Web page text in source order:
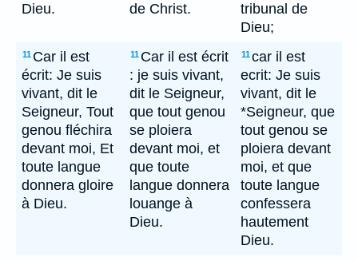
Dieu.
de Christ.
tribunal de
Dieu;
11 Car il est
écrit: Je suis
vivant, dit le
Seigneur, Tout
genou fléchira
devant moi, Et
toute langue
donnera gloire
à Dieu.
11 Car il est écrit
: je suis vivant,
dit le Seigneur,
que tout genou
se ploiera
devant moi, et
que toute
langue donnera
louange à
Dieu.
11car il est
ecrit: Je suis
vivant, dit le
*Seigneur, que
tout genou se
ploiera devant
moi, et que
toute langue
confessera
hautement
Dieu.